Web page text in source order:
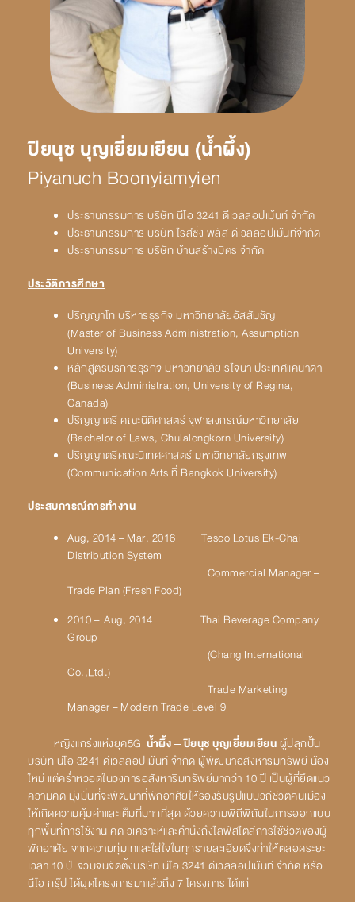
ปิยนุช บุญเยี่ยมเยียน (น้ำผึ้ง)
Piyanuch Boonyiamyien
ประธานกรรมการ บริษัท นีโอ 3241 ดีเวลลอปเม้นท์ จำกัด
ประธานกรรมการ บริษัท ไรส์ซิ่ง พลัส ดีเวลลอปเม้นท์จำกัด
ประธานกรรมการ บริษัท บ้านสร้างมิตร จำกัด
ประวัติการศึกษา
ปริญญาโท บริหารธุรกิจ มหาวิทยาลัยอัสสัมชัญ
(Master of Business Administration, Assumption
University)
หลักสูตรบริการธุรกิจ มหาวิทยาลัยเรไจนา ประเทศแคนาดา
(Business Administration, University of Regina,
Canada)
ปริญญาตรี คณะนิติศาสตร์ จุฬาลงกรณ์มหาวิทยาลัย
(Bachelor of Laws, Chulalongkorn University)
ปริญญาตรีคณะนิเทศศาสตร์ มหาวิทยาลัยกรุงเทพ
(Communication Arts ที่ Bangkok University)
ประสบการณ์การทำงาน
Aug, 2014 – Mar, 2016 Tesco Lotus Ek-Chai
Distribution System
Commercial Manager –
Trade Plan (Fresh Food)
2010 – Aug, 2014 Thai Beverage Company
Group
(Chang International
Co.,Ltd.)
Trade Marketing
Manager – Modern Trade Level 9
หญิงแกร่งแห่งยุค5G น้ำผึ้ง –ปิยนุช บุญเยี่ยมเยียน ผู้ปลุกปั้น
บริษัท นีโอ 3241 ดีเวลลอปเม้นท์ จำกัด ผู้พัฒนาอสังหาริมทรัพย์ น้อง
ใหม่ แต่คร่ำหวอดในวงการอสังหาริมทรัพย์มากว่า 10 ปี เป็นผู้ที่ยึดแนว
ความคิด มุ่งมั่นที่จะพัฒนาที่พักอาศัยให้รองรับรูปแบบวิถีชีวิตคนเมือง
ให้เกิดความคุ้มค่าและเต็มที่มากที่สุด ด้วยความพิถีพิถันในการออกแบบ
ทุกพื้นที่การใช้งาน คิด วิเคราะห์และคำนึงถึงไลฟ์สไตล์การใช้ชีวิตของผู้
พักอาศัย จากความทุ่มเทและใส่ใจในทุกรายละเอียดจึงทำให้ตลอดระยะ
เวลา 10 ปี จวบจนจัดตั้งบริษัท นีโอ 3241 ดีเวลลอปเม้นท์ จำกัด หรือ
นีโอ กรุ๊ป ได้ผุดโครงการมาแล้วถึง 7 โครงการ ได้แก่